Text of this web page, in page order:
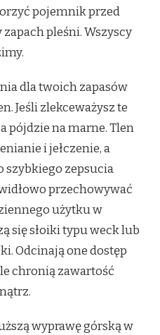
pojemnik przed
pleśni. Wszyscy
dla twoich zapasów
Jeśli zlekceważysz te
pójdzie na marne. Tlen
i jełczenie, a
szybkiego zepsucia
przechowywać
użytku w
się słoiki typu weck lub
Odcinają one dostęp
chronią zawartość
wyprawę górską w